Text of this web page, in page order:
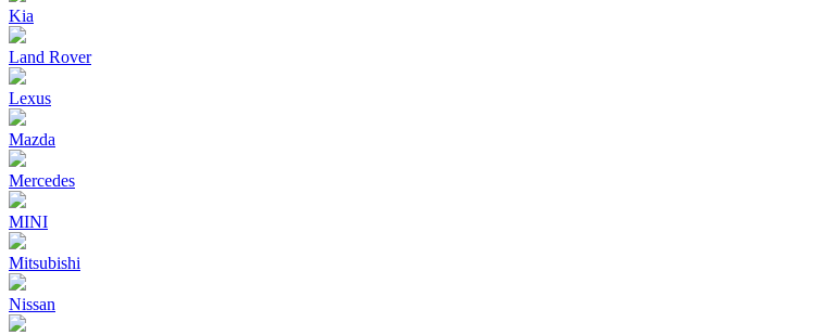
Kia
Land Rover
Lexus
Mazda
Mercedes
MINI
Mitsubishi
Nissan